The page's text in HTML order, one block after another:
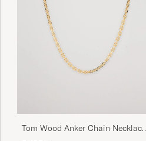
Tom Wood Anker Chain Necklace